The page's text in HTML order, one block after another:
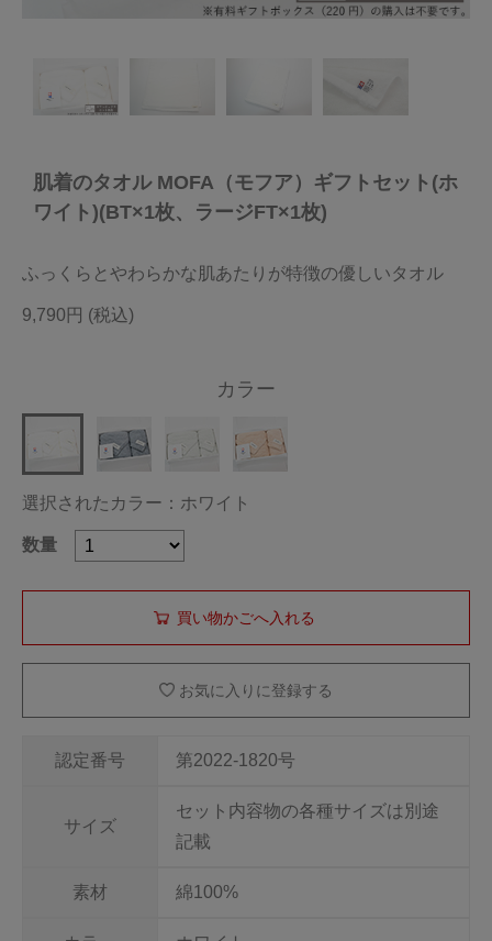
当サイトについて
会員サービス
店舗リスト
ヘルプ
肌着のタオル MOFA（モフア）ギフトセット(ホ
ワイト)(BT×1枚、ラージFT×1枚)
ふっくらとやわらかな肌あたりが特徴の優しいタオル
9,790円
認定番号 第2022-1820号
サイズ
セット内容物の各種サイズは別途
記載
素材 綿100%
カラー
選択されたカラー：ホワイト
数量
お気に入りに登録する